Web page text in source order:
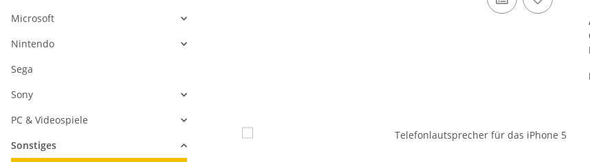
Microsoft
Nintendo
Sega
Sony
PC & Videospiele
Sonstiges